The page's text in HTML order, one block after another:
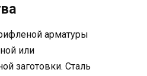
арматуры
или
заготовки. Сталь